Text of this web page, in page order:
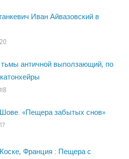
Иван Айвазовский в
античной выползающий, по
«Пещера забытых снов»
Франция : Пещера с